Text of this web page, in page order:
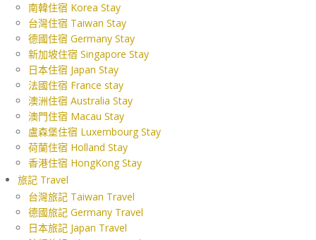
南韓住宿 Korea Stay
台灣住宿 Taiwan Stay
德國住宿 Germany Stay
新加坡住宿 Singapore Stay
日本住宿 Japan Stay
法國住宿 France stay
澳洲住宿 Australia Stay
澳門住宿 Macau Stay
盧森堡住宿 Luxembourg Stay
荷蘭住宿 Holland Stay
香港住宿 HongKong Stay
旅記 Travel
台灣旅記 Taiwan Travel
德國旅記 Germany Travel
日本旅記 Japan Travel